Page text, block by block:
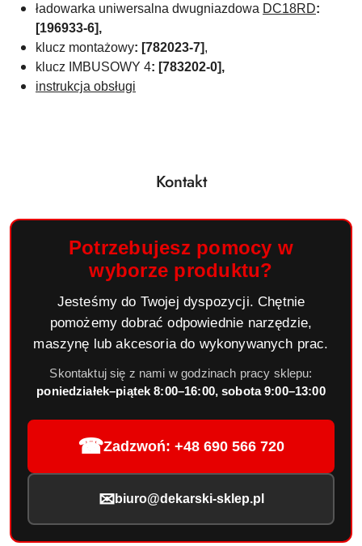
ładowarka uniwersalna dwugniazdowa DC18RD:
[196933-6],
klucz montażowy: [782023-7],
klucz IMBUSOWY 4: [783202-0],
instrukcja obsługi
Kontakt
Potrzebujesz pomocy w
wyborze produktu?
Jesteśmy do Twojej dyspozycji. Chętnie
pomożemy dobrać odpowiednie narzędzie,
maszynę lub akcesoria do wykonywanych prac.
Skontaktuj się z nami w godzinach pracy sklepu:
poniedziałek–piątek 8:00–16:00, sobota 9:00–13:00
☎Zadzwoń: +48 690 566 720
✉ biuro@dekarski-sklep.pl